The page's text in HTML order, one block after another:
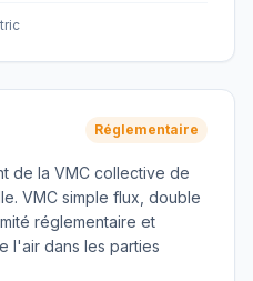
Réglementaire
de la VMC collective de
VMC simple flux, double
réglementaire et
l'air dans les parties